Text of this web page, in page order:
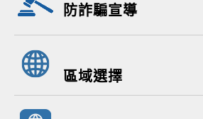
防詐騙宣導
區域選擇